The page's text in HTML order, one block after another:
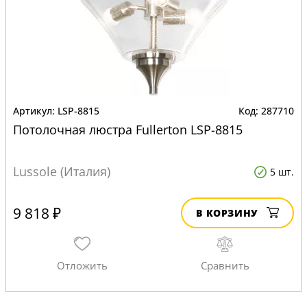
LSP-8815 287710
Потолочная люстра Fullerton LSP-8815
Lussole (Италия) 5 шт.
9 818 ₽ В КОРЗИНУ